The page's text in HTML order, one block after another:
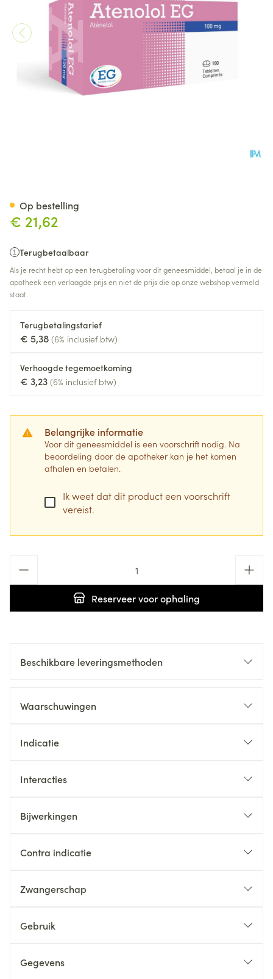
€ 21,62
Terugbetaalbaar
Als je recht hebt op een terugbetaling voor dit geneesmiddel, betaal je in de
apotheek een verlaagde prijs en niet de prijs die op onze webshop vermeld
staat.
Terugbetalingstarief
€ 5,38 (6% inclusief btw)
Verhoogde tegemoetkoming
€ 3,23 (6% inclusief btw)
Belangrijke informatie
Voor dit geneesmiddel is een voorschrift nodig. Na
beoordeling door de apotheker kan je het komen
afhalen en betalen.
Ik weet dat dit product een voorschrift
vereist.
Reserveervoor ophaling
Op bestelling
Beschikbare leveringsmethoden
Waarschuwingen
Indicatie
Interacties
Bijwerkingen
Contra indicatie
Zwangerschap
Gebruik
Gegevens